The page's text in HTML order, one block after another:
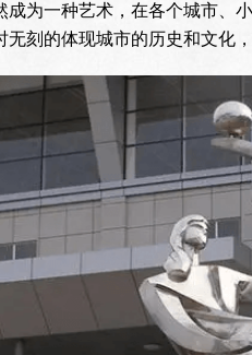
成为一种艺术，在各个城市、
刻的体现城市的历史和文化